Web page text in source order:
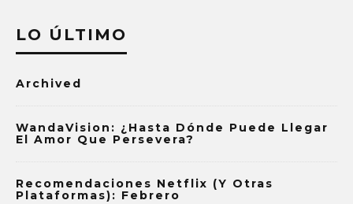
LO ÚLTIMO
Archived
WandaVision: ¿Hasta Dónde Puede Llegar
El Amor Que Persevera?
Recomendaciones Netflix (y Otras
Plataformas): Febrero